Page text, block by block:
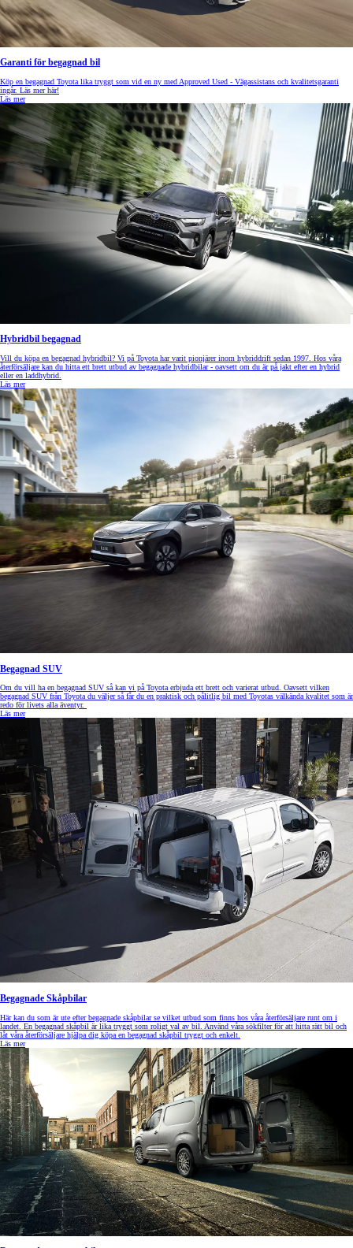
Garanti för begagnad bil
Köp en begagnad Toyota lika tryggt som vid en ny med Approved Used - Vägassistans och kvalitetsgaranti
ingår. Läs mer här!
Läs mer
Hybridbil begagnad
Vill du köpa en begagnad hybridbil? Vi på Toyota har varit pionjärer inom hybriddrift sedan 1997. Hos våra
återförsäljare kan du hitta ett brett utbud av begagnade hybridbilar - oavsett om du är på jakt efter en hybrid
eller en laddhybrid.
Läs mer
Begagnad SUV
Om du vill ha en begagnad SUV så kan vi på Toyota erbjuda ett brett och varierat utbud. Oavsett vilken
begagnad SUV från Toyota du väljer så får du en praktisk och pålitlig bil med Toyotas välkända kvalitet som är
redo för livets alla äventyr.
Läs mer
Begagnade Skåpbilar
Här kan du som är ute efter begagnade skåpbilar se vilket utbud som finns hos våra återförsäljare runt om i
landet. En begagnad skåpbil är lika tryggt som roligt val av bil. Använd våra sökfilter för att hitta rätt bil och
låt våra återförsäljare hjälpa dig köpa en begagnad skåpbil tryggt och enkelt.
Läs mer